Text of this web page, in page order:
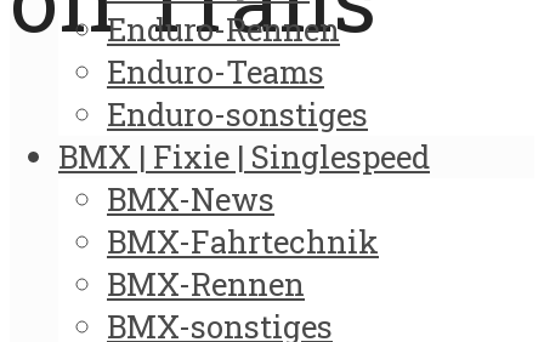
Enduro-Rennen
Enduro-Teams
Enduro-sonstiges
BMX | Fixie | Singlespeed
BMX-News
BMX-Fahrtechnik
BMX-Rennen
BMX-sonstiges